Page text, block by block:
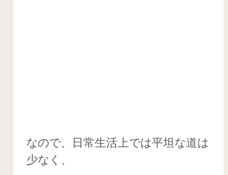
なので、日常生活上では平坦な道は
少なく、